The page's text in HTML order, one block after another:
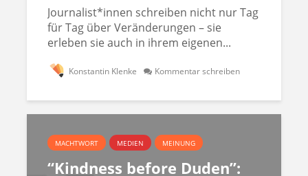
Journalist*innen schreiben nicht nur Tag
für Tag über Veränderungen – sie
erleben sie auch in ihrem eigenen...
Konstantin Klenke Kommentar schreiben
MACHTWORT MEDIEN MEINUNG
“Kindness before Duden”: